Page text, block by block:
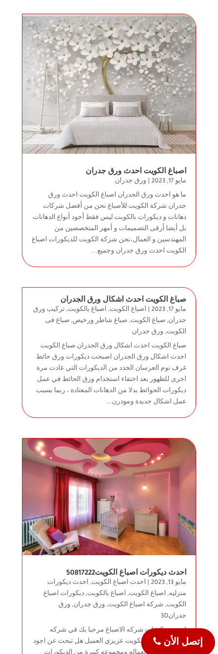
اصباغ الكويت احدث ورق جدران
مايو 17, 2023 | ورق جدران
ما هو احدث ورق الجدران اصباغ الكويت احدث ورق
جدران شركة الكويت للأصباغ نحن من أفضل شركات
دهانات و ديكورات بالكويت ليس فقط أجود أنواع الدهانات
بل أيضا أرقى التصميمات و أمهر المتخصصين من
المهندسين و العمال،نحن شركة الكويت للديكورات اصباغ
الكويت احدث ورق جدران وجميع...
صباغ الكويت احدث اشكال ورق الجدران
مايو 17, 2023 | اصباغ الكويت, اصباغ بالكويت, تركيب ورق
جدران, صباغ الكويت, صباغ شاطر ورخيص, صباغ فى
الكويت, ورق جدران
صباغ الكويت احدث اشكال ورق الجدران صباغ الكويت
احدث اشكال ورق الجدران اصبحت ديكورات ورق حائط
غرف نوم العرسان الجدد من الديكورات التي عادت مرة
اخرى للظهور بعد اختفاء استخدام ورق الحائط في عمل
ديكورات الحوائط بدلا من الدهانات المعتادة ، ربما بسبب
عمل اشكال جديدة ومودرن...
احدث ديكورات اصباغ الكويت50817222
مايو 13, 2023 | احدث اصباغ الكويت, احدث ديكورات
منزليه, اصباغ الكويت, اصباغ بالكويت, ديكورات اصباغ
الكويت, شركة اصباغ الكويت, ورق جدران, ورق
جدران3D
احدث ديكورات شركه الاصباغ مرحبا بك في شركه
الاصباغ الاولي بالكويت عزيزي العميل هل تبحث عن اجود
إتصل الأن